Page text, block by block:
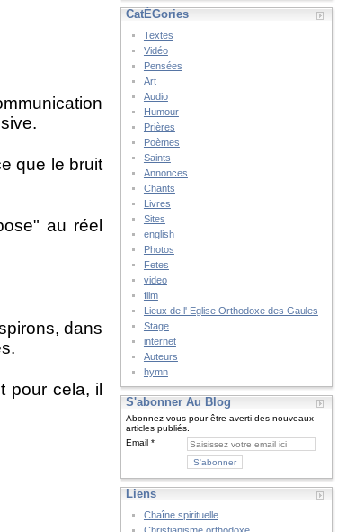
que le bruit
au réel
dans
pour cela, il
CatÉGories
Textes
Vidéo
Pensées
Art
Audio
Humour
Prières
Poèmes
Saints
Annonces
Chants
Livres
Sites
english
Photos
Fetes
video
film
Lieux de l' Eglise Orthodoxe des Gaules
Stage
internet
Auteurs
hymn
S'abonner Au Blog
Abonnez-vous pour être averti des nouveaux
articles publiés.
Email
Liens
Chaîne spirituelle